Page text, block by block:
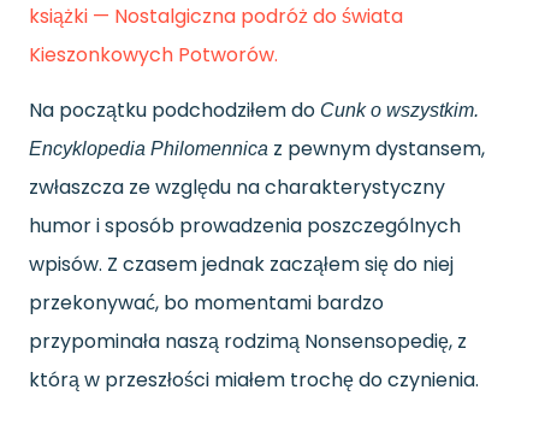
książki — Nostalgiczna podróż do świata
Kieszonkowych Potworów.
Na początku podchodziłem do Cunk o wszystkim.
Encyklopedia Philomennica z pewnym dystansem,
zwłaszcza ze względu na charakterystyczny
humor i sposób prowadzenia poszczególnych
wpisów. Z czasem jednak zacząłem się do niej
przekonywać, bo momentami bardzo
przypominała naszą rodzimą Nonsensopedię, z
którą w przeszłości miałem trochę do czynienia.